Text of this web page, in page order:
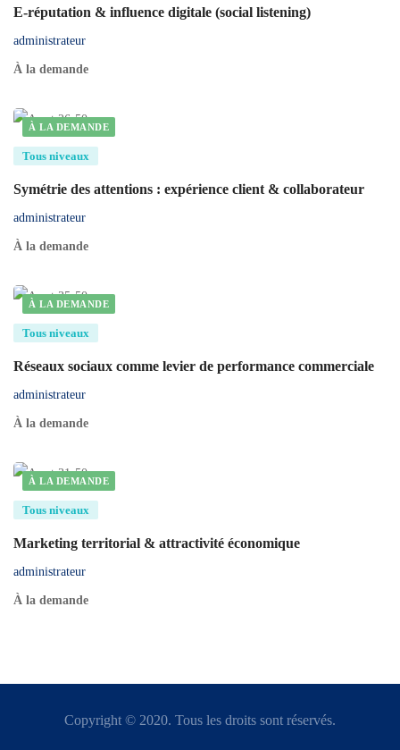
E-réputation & influence digitale (social listening)
administrateur
À la demande
À LA DEMANDE
Tous niveaux
Symétrie des attentions : expérience client & collaborateur
administrateur
À la demande
À LA DEMANDE
Tous niveaux
Réseaux sociaux comme levier de performance commerciale
administrateur
À la demande
À LA DEMANDE
Tous niveaux
Marketing territorial & attractivité économique
administrateur
À la demande
Copyright © 2020. Tous les droits sont réservés.